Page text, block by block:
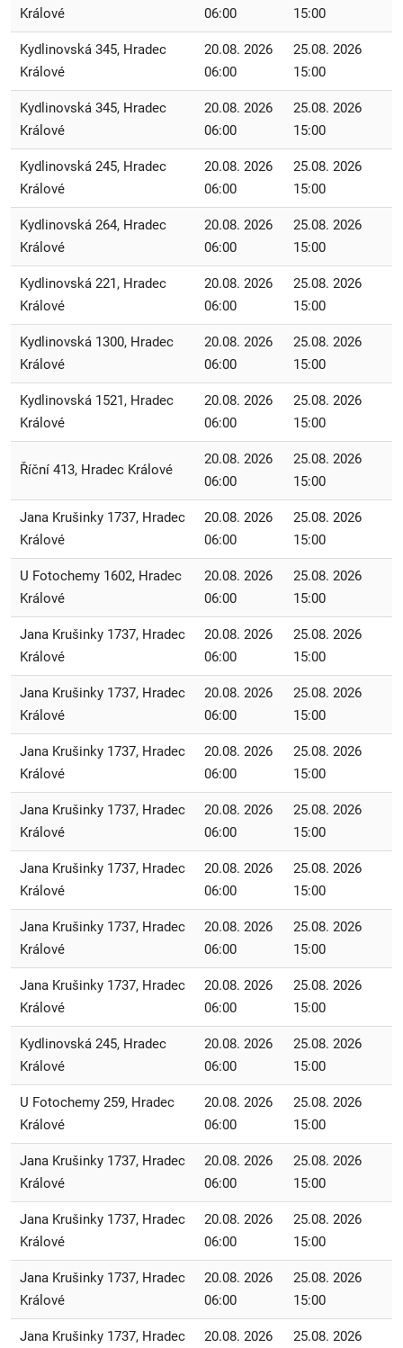
Králové
06:00
15:00
Kydlinovská 345, Hradec
Králové
20.08. 2026
06:00
25.08. 2026
15:00
Kydlinovská 345, Hradec
Králové
20.08. 2026
06:00
25.08. 2026
15:00
Kydlinovská 245, Hradec
Králové
20.08. 2026
06:00
25.08. 2026
15:00
Kydlinovská 264, Hradec
Králové
20.08. 2026
06:00
25.08. 2026
15:00
Kydlinovská 221, Hradec
Králové
20.08. 2026
06:00
25.08. 2026
15:00
Kydlinovská 1300, Hradec
Králové
20.08. 2026
06:00
25.08. 2026
15:00
Kydlinovská 1521, Hradec
Králové
20.08. 2026
06:00
25.08. 2026
15:00
Říční 413, Hradec Králové
20.08. 2026
06:00
25.08. 2026
15:00
Jana Krušinky 1737, Hradec
Králové
20.08. 2026
06:00
25.08. 2026
15:00
U Fotochemy 1602, Hradec
Králové
20.08. 2026
06:00
25.08. 2026
15:00
Jana Krušinky 1737, Hradec
Králové
20.08. 2026
06:00
25.08. 2026
15:00
Jana Krušinky 1737, Hradec
Králové
20.08. 2026
06:00
25.08. 2026
15:00
Jana Krušinky 1737, Hradec
Králové
20.08. 2026
06:00
25.08. 2026
15:00
Jana Krušinky 1737, Hradec
Králové
20.08. 2026
06:00
25.08. 2026
15:00
Jana Krušinky 1737, Hradec
Králové
20.08. 2026
06:00
25.08. 2026
15:00
Jana Krušinky 1737, Hradec
Králové
20.08. 2026
06:00
25.08. 2026
15:00
Jana Krušinky 1737, Hradec
Králové
20.08. 2026
06:00
25.08. 2026
15:00
Kydlinovská 245, Hradec
Králové
20.08. 2026
06:00
25.08. 2026
15:00
U Fotochemy 259, Hradec
Králové
20.08. 2026
06:00
25.08. 2026
15:00
Jana Krušinky 1737, Hradec
Králové
20.08. 2026
06:00
25.08. 2026
15:00
Jana Krušinky 1737, Hradec
Králové
20.08. 2026
06:00
25.08. 2026
15:00
Jana Krušinky 1737, Hradec
Králové
20.08. 2026
06:00
25.08. 2026
15:00
Jana Krušinky 1737, Hradec 20.08. 2026 25.08. 2026